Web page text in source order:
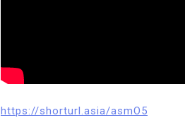
https://shorturl.asia/asmO5